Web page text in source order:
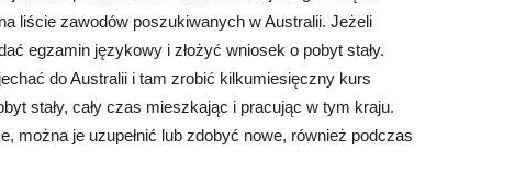
liście zawodów poszukiwanych w Australii. Jeżeli
egzamin językowy i złożyć wniosek o pobyt stały.
do Australii i tam zrobić kilkumiesięczny kurs
stały, cały czas mieszkając i pracując w tym kraju.
można je uzupełnić lub zdobyć nowe, również podczas